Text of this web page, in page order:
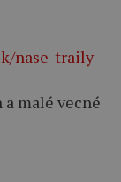
nase-traily
malé vecné